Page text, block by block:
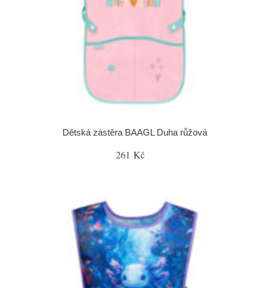
Dětská zástěra BAAGL Duha růžová
261 Kč